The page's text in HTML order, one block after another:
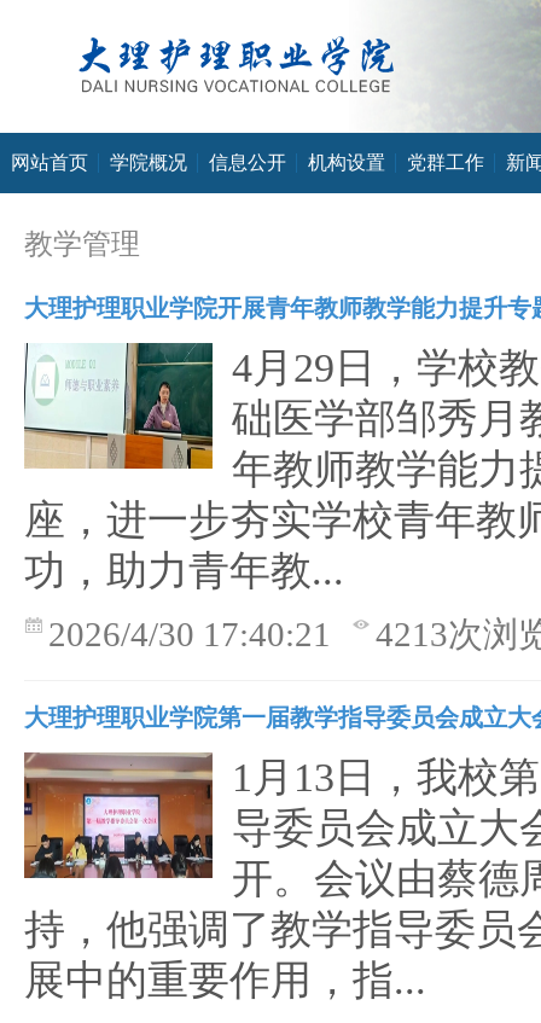
网站首页 学院概况 信息公开 机构设置 党群工作 新
教学管理
大理护理职业学院开展青年教师教学能力提升专
4月29日，学校
础医学部邹秀月
年教师教学能力
座，进一步夯实学校青年教
功，助力青年教...
2026/4/30 17:40:21 4213次浏
大理护理职业学院第一届教学指导委员会成立大
1月13日，我校
导委员会成立大
开。会议由蔡德
持，他强调了教学指导委员
展中的重要作用，指...